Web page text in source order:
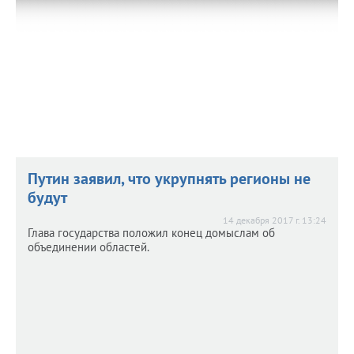
Путин заявил, что укрупнять регионы не
будут
14 декабря 2017 г. 13:24
Глава государства положил конец домыслам об
объединении областей.